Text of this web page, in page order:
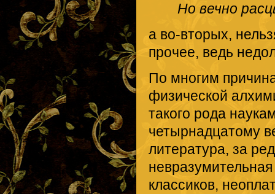
Но вечно
а во-вторых,
прочее, ведь
По многим
физической
такого рода
четырнадцатому
литература, за
классиков,